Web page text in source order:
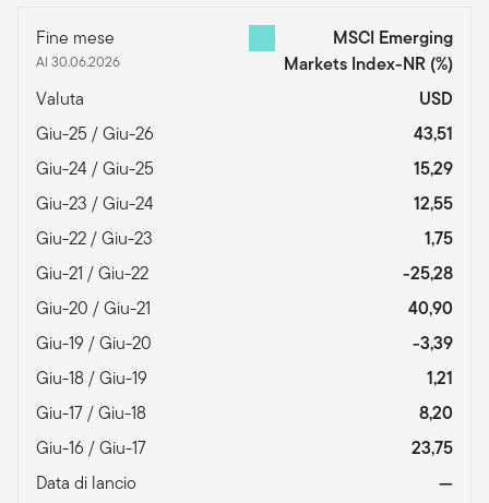
Fine mese
Al 30.06.2026
MSCI Emerging
Markets Index-NR (%)
Valuta
USD
Giu-25 / Giu-26
43,51
Giu-24 / Giu-25
15,29
Giu-23 / Giu-24
12,55
Giu-22 / Giu-23
1,75
Giu-21 / Giu-22
-25,28
Giu-20 / Giu-21
40,90
Giu-19 / Giu-20
-3,39
Giu-18 / Giu-19
1,21
Giu-17 / Giu-18
8,20
Giu-16 / Giu-17
23,75
Data di lancio
—